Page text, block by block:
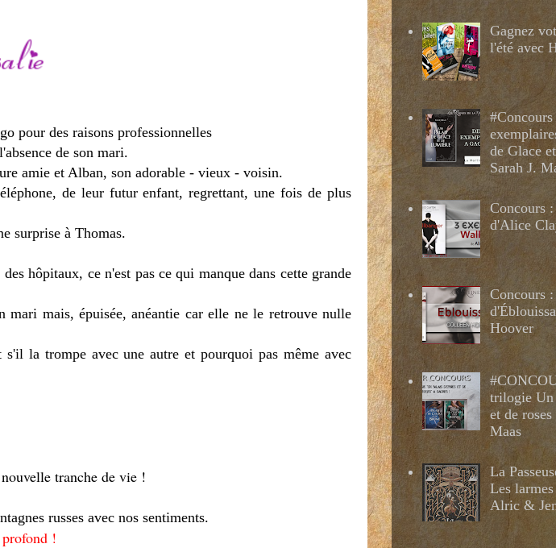
pour des raisons professionnelles
de son mari.
amie et Alban, son adorable - vieux - voisin.
de leur futur enfant, regrettant, une fois de plus
surprise à Thomas.
hôpitaux, ce n'est pas ce qui manque dans cette grande
mais, épuisée, anéantie car elle ne le retrouve nulle
la trompe avec une autre et pourquoi pas même avec
tranche de vie !
russes avec nos sentiments.
!
Gagnez
l'été avec
de Glace
Sarah J.
Concours
d'Alice
Concours
Hoover
trilogie Un
et de
Maas
La
Les
Alric &